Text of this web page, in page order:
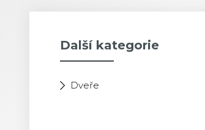
Další kategorie
Dveře